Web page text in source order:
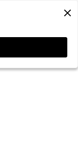
igre XBOX ONE UFC